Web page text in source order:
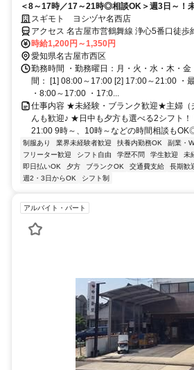
＜8～17時／17～21時◎相談OK＞週3日～！
婦さん活躍中・学生歓迎／名西・西区
スギモト ヨシヅヤ名西店
アクセス 名古屋市営鶴舞線 浄心5番口徒歩
名鉄空港線 東枇杷島徒歩約16分、名鉄名古
歩約18分
時給1,200円～1,350円
愛知県名古屋市西区
勤務時間 ・勤務曜日：月・火・水・木・
間： [1] 08:00～17:00 [2] 17:00～21:00 ・
・8:00～17:00 ・17:0...
仕事内容 ★未経験・ブランク歓迎★主婦（
んも歓迎♪ ★日中も夕方も選べる2シフト
21:00 9時～、10時～などの時間相談も
制服あり 業界未経験者歓迎 扶養内勤務OK 副業・
フリーター歓迎
シフト自由 学歴不問 学生歓迎 未
即日払いOK
夕方 ブランクOK 交通費支給 長期歓
週2・3日からOK
シフト制
アルバイト・パート